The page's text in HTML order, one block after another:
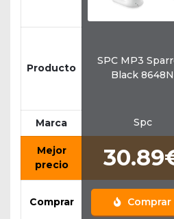
Producto
SPC MP3
Black 8648N
Marca Spc
Mejor
precio
Comprar Comprar